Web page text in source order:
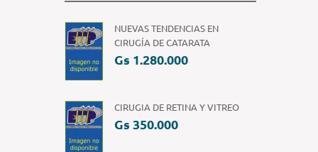
NUEVAS TENDENCIAS EN
CIRUGÍA DE CATARATA
Gs 1.280.000
CIRUGIA DE RETINA Y VITREO
Gs 350.000